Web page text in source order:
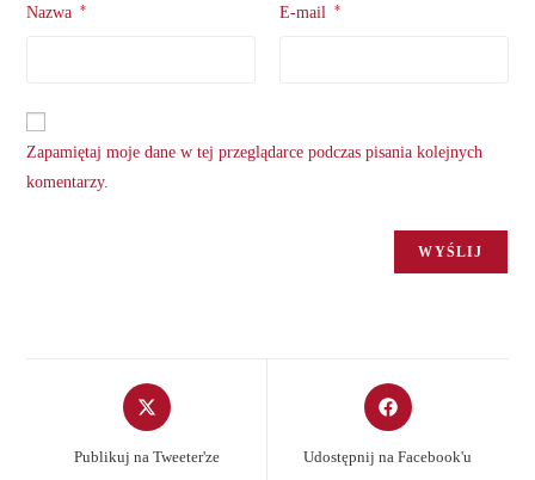
Nazwa * E-mail *
Zapamiętaj moje dane w tej przeglądarce podczas pisania kolejnych
komentarzy.
Opens
in
new
Publikuj na Tweeter'ze
Opens
in
new
Udostępnij na Facebook'u